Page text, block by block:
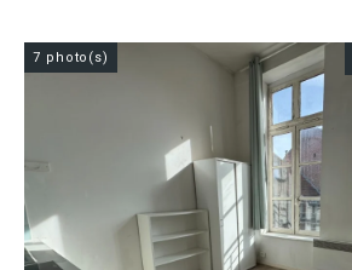
7 photo(s)